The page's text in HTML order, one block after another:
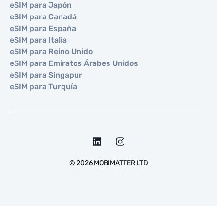
eSIM para Japón
eSIM para Canadá
eSIM para España
eSIM para Italia
eSIM para Reino Unido
eSIM para Emiratos Árabes Unidos
eSIM para Singapur
eSIM para Turquía
© 2026MOBIMATTER LTD